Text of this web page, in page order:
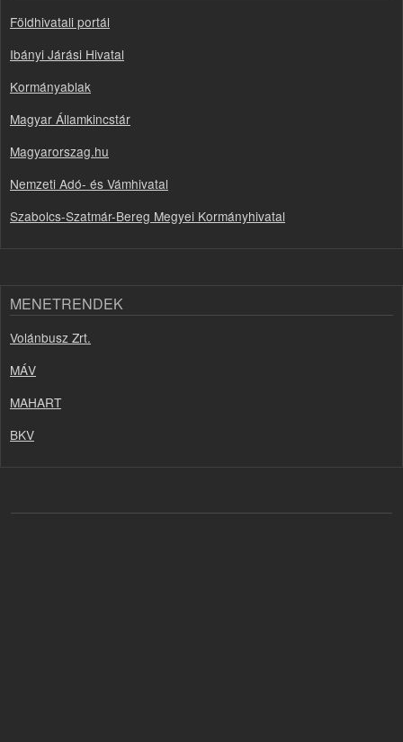
Földhivatali portál
Ibányi Járási Hivatal
Kormányablak
Magyar Államkincstár
Magyarorszag.hu
Nemzeti Adó- és Vámhivatal
Szabolcs-Szatmár-Bereg Megyei Kormányhivatal
MENETRENDEK
Volánbusz Zrt.
MÁV
MAHART
BKV